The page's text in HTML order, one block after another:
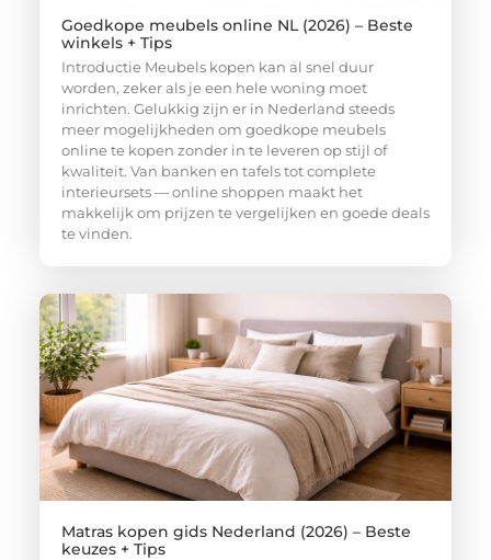
Goedkope meubels online NL (2026) – Beste
winkels + Tips
Introductie Meubels kopen kan al snel duur
worden, zeker als je een hele woning moet
inrichten. Gelukkig zijn er in Nederland steeds
meer mogelijkheden om goedkope meubels
online te kopen zonder in te leveren op stijl of
kwaliteit. Van banken en tafels tot complete
interieursets — online shoppen maakt het
makkelijk om prijzen te vergelijken en goede deals
te vinden.
Matras kopen gids Nederland (2026) – Beste
keuzes + Tips